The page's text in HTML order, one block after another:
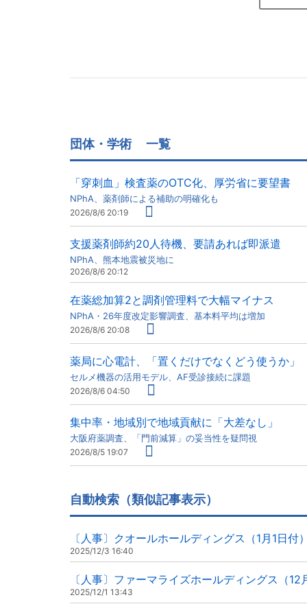
団体・学術 一覧
「穿刺血」検査薬のOTC化、厚労省に要望書
NPhA、薬剤師による補助の明確化も
2026/8/6 20:19
支援薬剤師約20人待機、要請あれば即派遣
NPhA、熊本地震被災地に
2026/8/6 20:12
在薬総加算2と調剤管理料で大幅マイナス
NPhA・26年度改定影響調査、基本料平均は増加
2026/8/6 20:08
薬局に心電計、「置くだけでなくどう使うか」
セルメ機器の活用モデル、AF受診接続に課題
2026/8/6 04:50
集中率・地域別で地域貢献に「大差なし」
大阪府薬調査、「門前減算」の妥当性を疑問視
2026/8/5 19:07
自動検索（類似記事表示）
〔人事〕クオールホールディングス（1月1日付）
2025/12/3 16:40
〔人事〕ファーマライズホールディングス（12
2025/12/1 13:43